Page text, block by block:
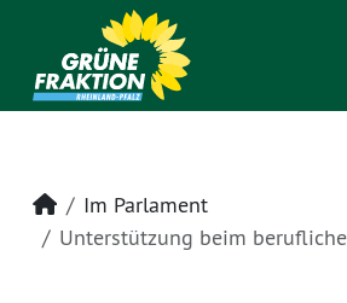
Startseite
Im Parlament
Unterstützung beim beruflichen (Wieder-)Einstieg der Frauen: Ausbau